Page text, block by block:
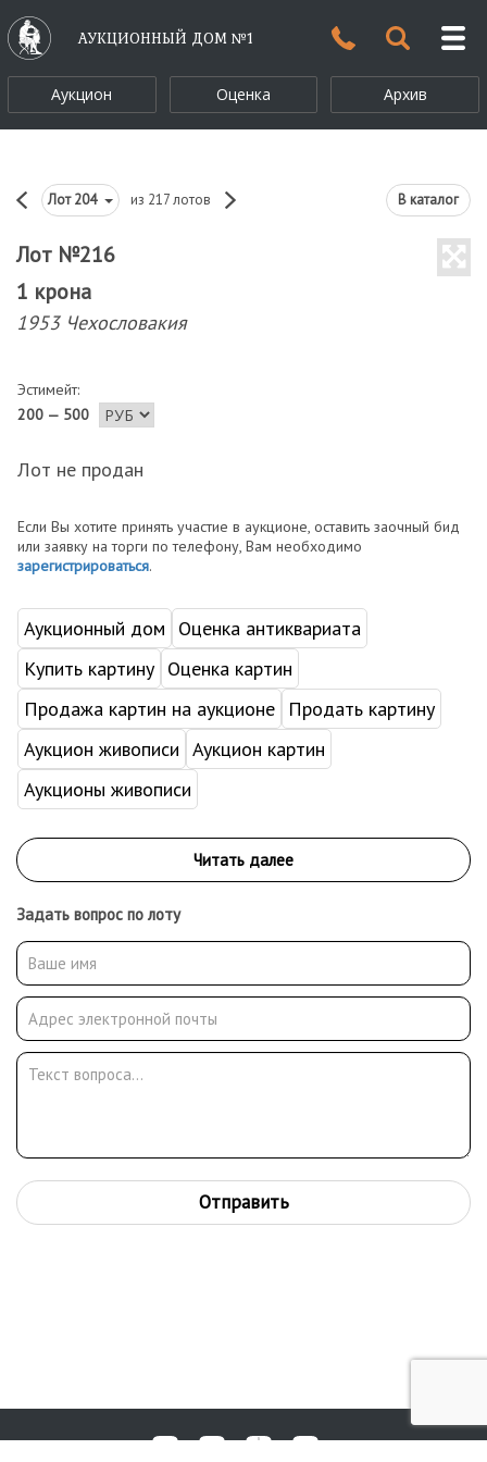
АУКЦИОННЫЙ ДОМ №1
Аукцион Оценка Архив
Лот204 из 217 лотов В каталог
Лот №216
1 крона
1953 Чехословакия
Эстимейт:
200 — 500
Лот не продан
Если Вы хотите принять участие в аукционе, оставить заочный бид
или заявку на торги по телефону, Вам необходимо
зарегистрироваться.
Аукционный дом
Оценка антиквариата
Купить картину Оценка картин
Продажа картин на аукционе
Продать картину
Аукцион живописи Аукцион картин
Аукционы живописи
Задать вопрос по лоту
Отправить